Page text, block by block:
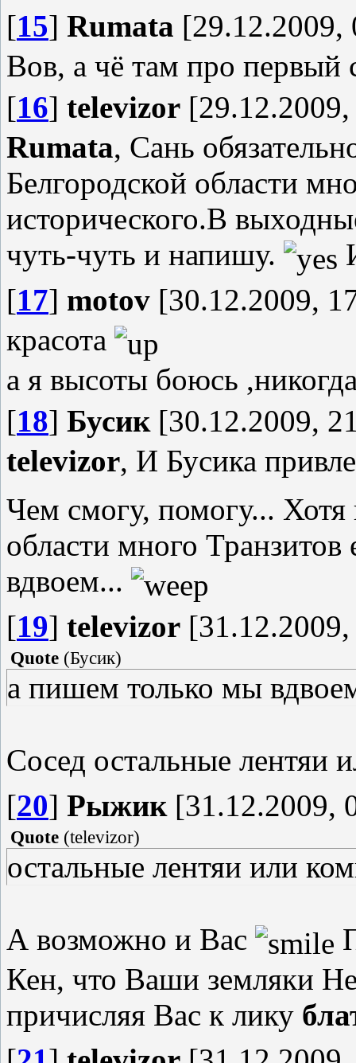
[15] Rumata [29.12.2009,
Вов, а чё там про первый
[16] televizor
Rumata, Сань
Белгородской области
исторического.В
чуть-чуть и напишу.
[17] motov [30.12.2009,
красота
а я высоты боюсь
[18] Бусик[30.12.2009,
televizor, И Бусика
Чем смогу, помогу... Хотя
области много
вдвоем...
[19] televizor
Quote (Бусик)
а пишем только мы
Сосед остальные лентяи
[20] Рыжик[31.12.2009,
Quote (televizor)
остальные лентяи или
А возможно и Вас
Кен, что Ваши земляки
причисляя Вас к лику